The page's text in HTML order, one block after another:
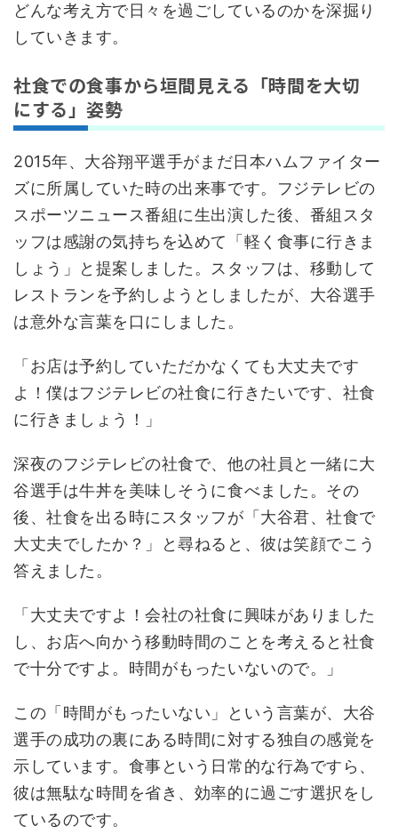
どんな考え方で日々を過ごしているのかを深掘り
していきます。
社食での食事から垣間見える「時間を大切
にする」姿勢
2015年、大谷翔平選手がまだ日本ハムファイター
ズに所属していた時の出来事です。フジテレビの
スポーツニュース番組に生出演した後、番組スタ
ッフは感謝の気持ちを込めて「軽く食事に行きま
しょう」と提案しました。スタッフは、移動して
レストランを予約しようとしましたが、大谷選手
は意外な言葉を口にしました。
「お店は予約していただかなくても大丈夫です
よ！僕はフジテレビの社食に行きたいです、社食
に行きましょう！」
深夜のフジテレビの社食で、他の社員と一緒に大
谷選手は牛丼を美味しそうに食べました。その
後、社食を出る時にスタッフが「大谷君、社食で
大丈夫でしたか？」と尋ねると、彼は笑顔でこう
答えました。
「大丈夫ですよ！会社の社食に興味がありました
し、お店へ向かう移動時間のことを考えると社食
で十分ですよ。時間がもったいないので。」
この「時間がもったいない」という言葉が、大谷
選手の成功の裏にある時間に対する独自の感覚を
示しています。食事という日常的な行為ですら、
彼は無駄な時間を省き、効率的に過ごす選択をし
ているのです。